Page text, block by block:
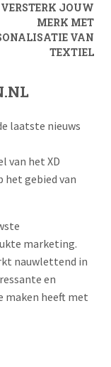
VERSTERK JOUW
MERK MET
VAN
TEXTIEL
laatste nieuws
van het XD
het gebied van
marketing.
nauwlettend in
en
maken heeft met